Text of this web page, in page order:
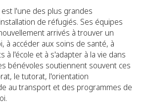
est l'une des plus grandes
de réfugiés. Ses équipes
arrivés à trouver un
à accéder aux soins de santé, à
à l'école et à s'adapter à la vie dans
bénévoles soutiennent souvent ces
le tutorat, l'orientation
au transport et des programmes de